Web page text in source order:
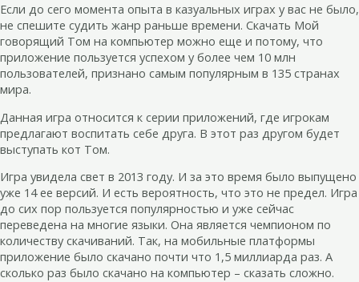
Если до сего момента опыта в казуальных играх у вас не было,
не спешите судить жанр раньше времени. Скачать Мой
говорящий Том на компьютер можно еще и потому, что
приложение пользуется успехом у более чем 10 млн
пользователей, признано самым популярным в 135 странах
мира.
Данная игра относится к серии приложений, где игрокам
предлагают воспитать себе друга. В этот раз другом будет
выступать кот Том.
Игра увидела свет в 2013 году. И за это время было выпущено
уже 14 ее версий. И есть вероятность, что это не предел. Игра
до сих пор пользуется популярностью и уже сейчас
переведена на многие языки. Она является чемпионом по
количеству скачиваний. Так, на мобильные платформы
приложение было скачано почти что 1,5 миллиарда раз. А
сколько раз было скачано на компьютер – сказать сложно.